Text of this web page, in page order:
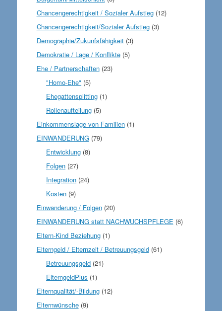
Chancengerechtigkeit / Sozialer Aufstieg(12)
Chancengerechtigkeit/Sozialer Aufstieg(3)
Demographie/Zukunfsfähigkeit(3)
Demokratie / Lage / Konflikte(5)
Ehe / Partnerschaften(23)
"Homo-Ehe" (5)
Ehegattensplitting (1)
Rollenaufteilung (5)
Einkommenslage von Familien(1)
EINWANDERUNG(79)
Entwicklung (8)
Folgen (27)
Integration (24)
Kosten (9)
Einwanderung / Folgen(20)
EINWANDERUNG statt NACHWUCHSPFLEGE (6)
Eltern-Kind Beziehung(1)
Elterngeld / Elternzeit / Betreuungsgeld(61)
Betreuungsgeld (21)
ElterngeldPlus (1)
Elternqualität/-Bildung(12)
Elternwünsche(9)